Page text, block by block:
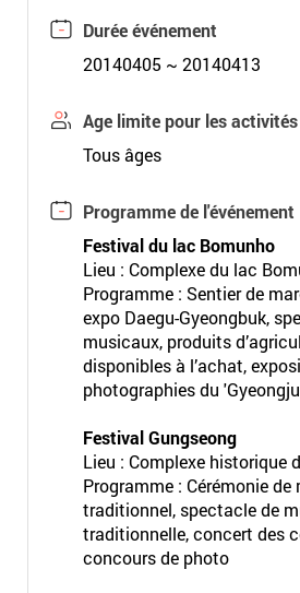
Durée événement
20140405 ~ 20140413
Age limite pour les activités
Tous âges
Programme de l'événement
Festival du lac Bomunho
Lieu : Complexe du lac
Programme : Sentier de
expo Daegu-Gyeongbuk,
musicaux, produits
disponibles à l’achat,
photographies du
Festival Gungseong
Lieu : Complexe historique
Programme : Cérémonie de
traditionnel, spectacle de
traditionnelle, concert des
concours de photo